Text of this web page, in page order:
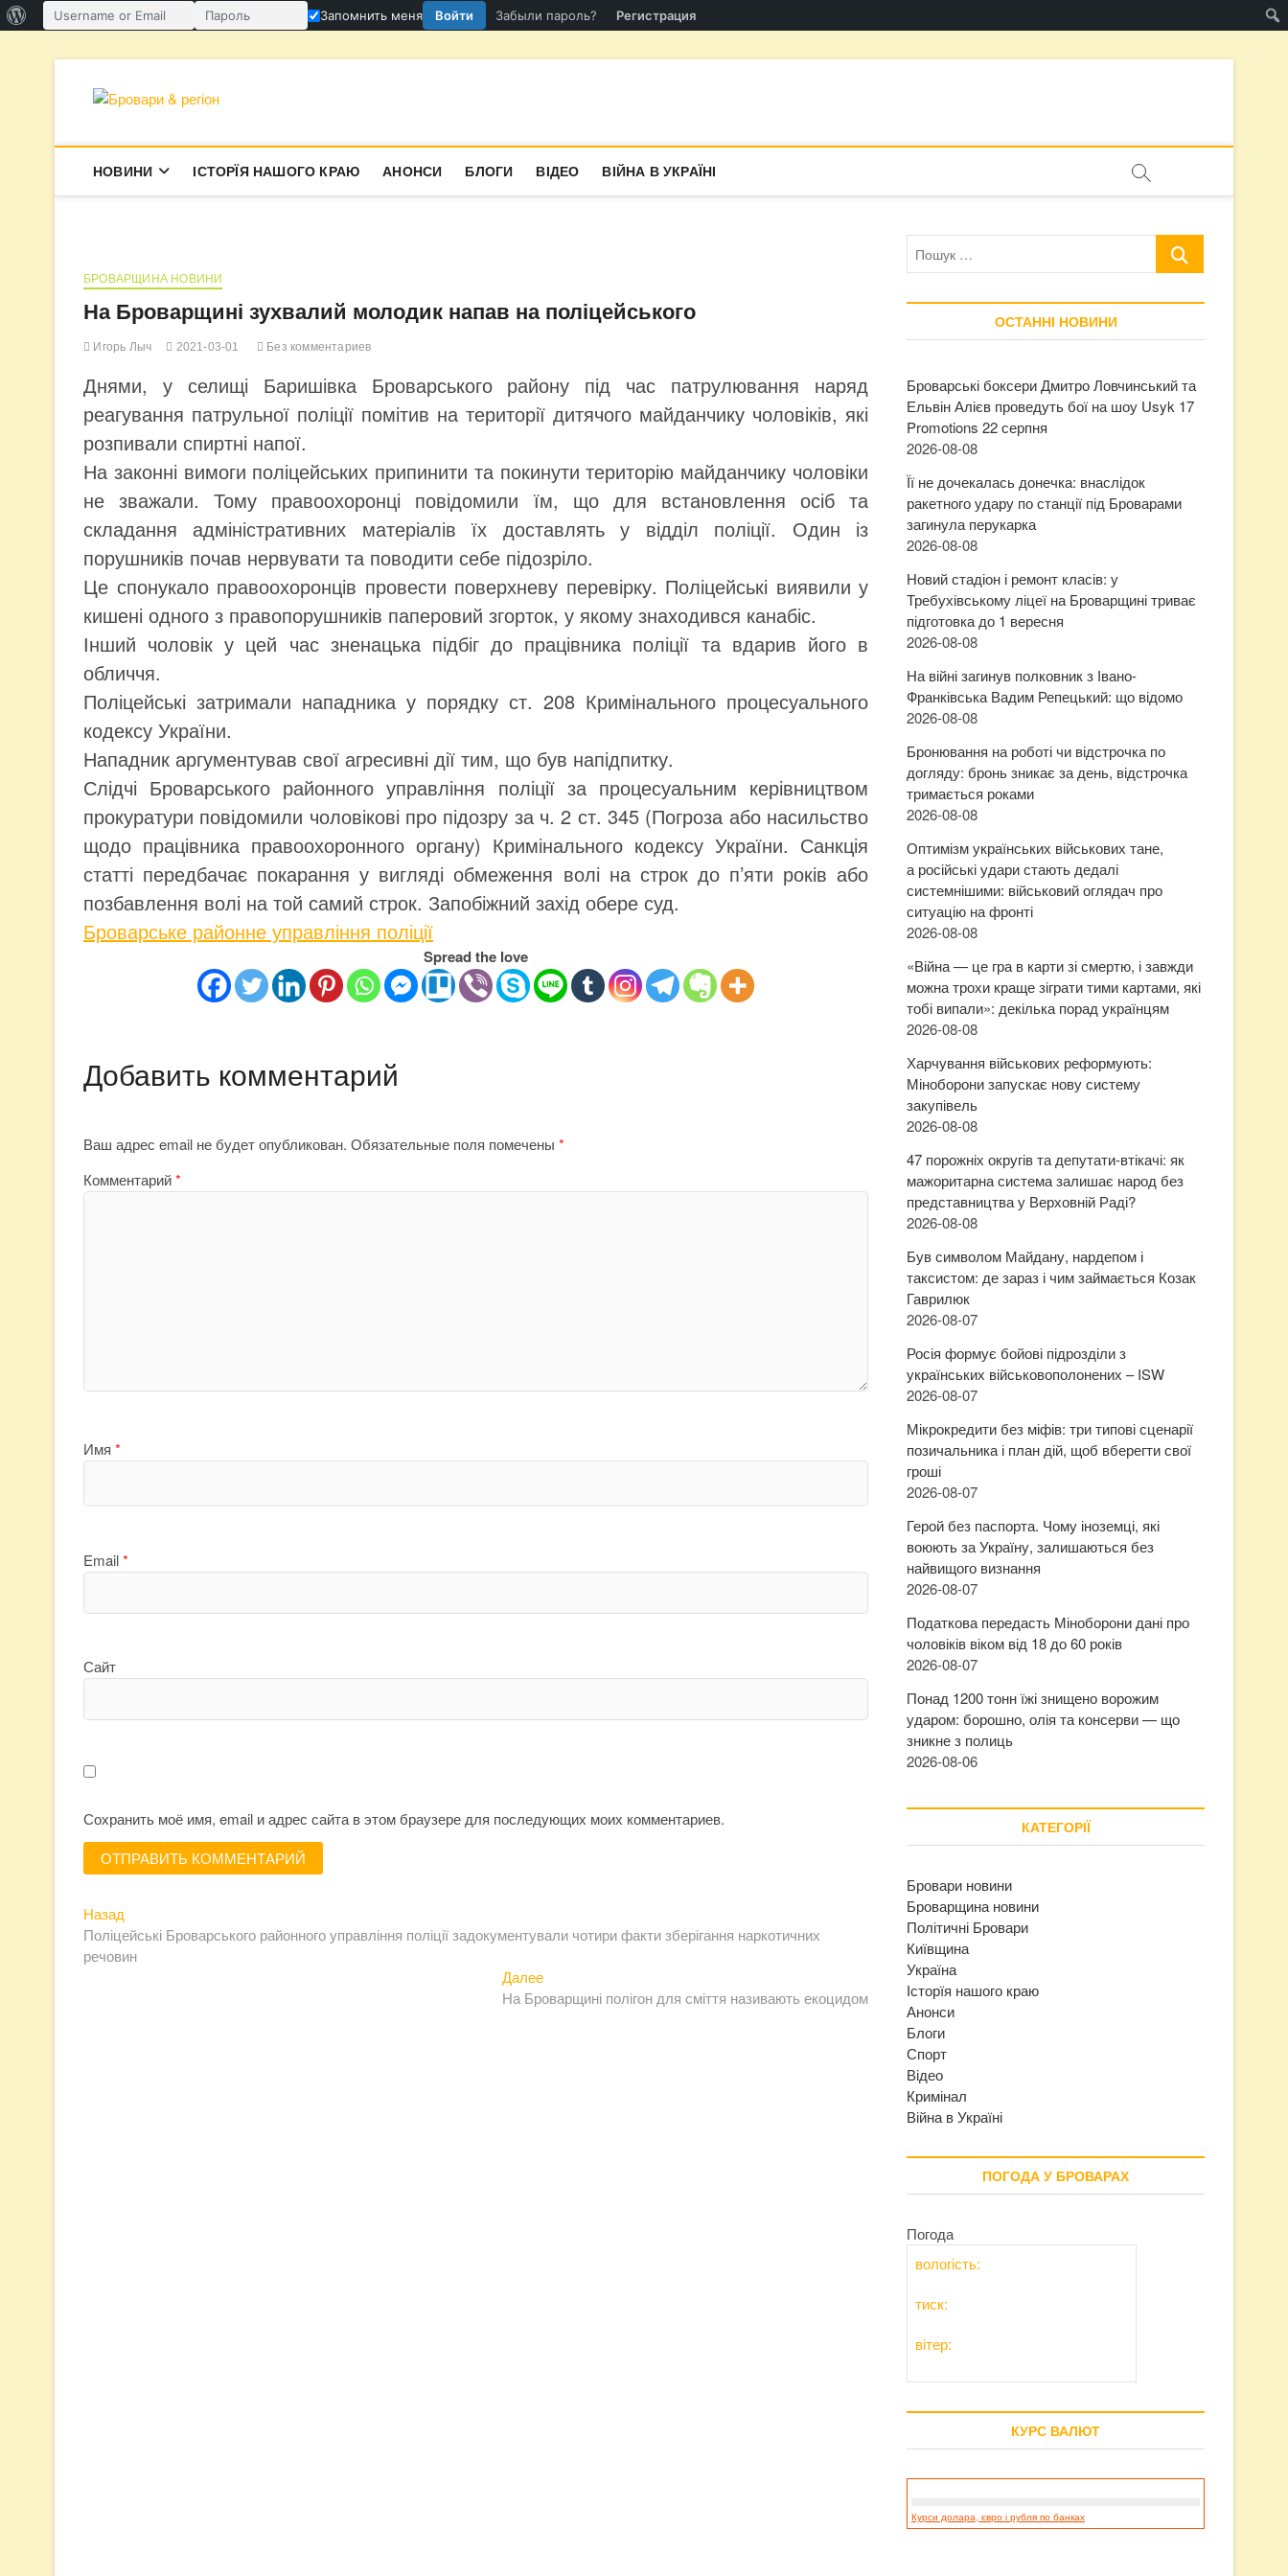
Имя пользователя или email
Пароль
Запомнить меня Войти Забыли пароль? Регистрация
содержимому
НОВИНИ ІСТОРЇЯ НАШОГО КРАЮ АНОНСИ БЛОГИ ВІДЕО ВІЙНА В УКРАЇНІ
БРОВАРЩИНА НОВИНИ
На Броварщині зухвалий молодик напав на поліцейського
Игорь Лыч 2021-03-01 Без комментариев
Днями, у селищі Баришівка Броварського району під час патрулювання наряд
реагування патрульної поліції помітив на території дитячого майданчику чоловіків, які
розпивали спиртні напої.
На законні вимоги поліцейських припинити та покинути територію майданчику чоловіки
не зважали. Тому правоохоронці повідомили їм, що для встановлення осіб та
складання адміністративних матеріалів їх доставлять у відділ поліції. Один із
порушників почав нервувати та поводити себе підозріло.
Це спонукало правоохоронців провести поверхневу перевірку. Поліцейські виявили у
кишені одного з правопорушників паперовий згорток, у якому знаходився канабіс.
Інший чоловік у цей час зненацька підбіг до працівника поліції та вдарив його в
обличчя.
Поліцейські затримали нападника у порядку ст. 208 Кримінального процесуального
кодексу України.
Нападник аргументував свої агресивні дії тим, що був напідпитку.
Слідчі Броварського районного управління поліції за процесуальним керівництвом
прокуратури повідомили чоловікові про підозру за ч. 2 ст. 345 (Погроза або насильство
щодо працівника правоохоронного органу) Кримінального кодексу України. Санкція
статті передбачає покарання у вигляді обмеження волі на строк до п’яти років або
позбавлення волі на той самий строк. Запобіжний захід обере суд.
Броварське районне управління поліції
Spread the love
Добавить комментарий
Ваш адрес email не будет опубликован. Обязательные поля помечены *
Комментарий*
Имя *
Email*
Сайт
Сохранить моё имя, email и адрес сайта в этом браузере для последующих моих комментариев.
Навигация
по
Назад
запись:
Поліцейські Броварського районного управління поліції задокументували чотири факти зберігання наркотичних
речовин
ДалееСледующая
запись:
На Броварщині полігон для сміття називають екоцидом
Пошук
ОСТАННІ НОВИНИ
Броварські боксери Дмитро Ловчинський та
Ельвін Алієв проведуть бої на шоу Usyk 17
Promotions 22 серпня
2026-08-08
Її не дочекалась донечка: внаслідок
ракетного удару по станції під Броварами
загинула перукарка
2026-08-08
Новий стадіон і ремонт класів: у
Требухівському ліцеї на Броварщині триває
підготовка до 1 вересня
2026-08-08
На війні загинув полковник з Івано-
Франківська Вадим Репецький: що відомо
2026-08-08
Бронювання на роботі чи відстрочка по
догляду: бронь зникає за день, відстрочка
тримається роками
2026-08-08
Оптимізм українських військових тане,
а російські удари стають дедалі
системнішими: військовий оглядач про
ситуацію на фронті
2026-08-08
«Війна — це гра в карти зі смертю, і завжди
можна трохи краще зіграти тими картами, які
тобі випали»: декілька порад українцям
2026-08-08
Харчування військових реформують:
Міноборони запускає нову систему
закупівель
2026-08-08
47 порожніх округів та депутати-втікачі: як
мажоритарна система залишає народ без
представництва у Верховній Раді?
2026-08-08
Був символом Майдану, нардепом і
таксистом: де зараз і чим займається Козак
Гаврилюк
2026-08-07
Росія формує бойові підрозділи з
українських військовополонених – ISW
2026-08-07
Мікрокредити без міфів: три типові сценарії
позичальника і план дій, щоб вберегти свої
гроші
2026-08-07
Герой без паспорта. Чому іноземці, які
воюють за Україну, залишаються без
найвищого визнання
2026-08-07
Податкова передасть Міноборони дані про
чоловіків віком від 18 до 60 років
2026-08-07
Понад 1200 тонн їжі знищено ворожим
ударом: борошно, олія та консерви — що
зникне з полиць
2026-08-06
КАТЕГОРІЇ
Бровари новини
Броварщина новини
Політичні Бровари
Київщина
Україна
Історїя нашого краю
Анонси
Блоги
Спорт
Відео
Кримінал
Війна в Україні
ПОГОДА У БРОВАРАХ
Погода
вологість:
тиск:
вітер:
КУРС ВАЛЮТ
Курси долара, євро і рубля по банках